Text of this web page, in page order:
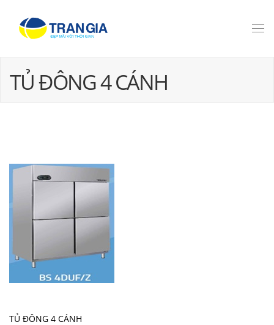
TỦ ĐÔNG 4 CÁNH
TỦ ĐÔNG 4 CÁNH